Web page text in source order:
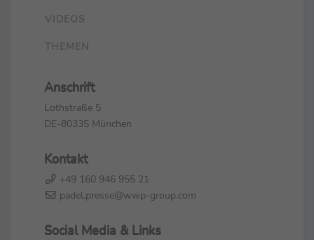
VIDEOS
THEMEN
Anschrift
Lothstraße 5
DE-80335 München
Kontakt
+49 160 946 955 21
padel.presse@wwp-group.com
Social Media & Links